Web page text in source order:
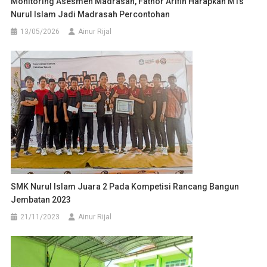
Nurul Islam Jadi Madrasah Percontohan
13/05/2026 Ainur Rijal
SMK Nurul Islam Juara 2 Pada Kompetisi Rancang Bangun
Jembatan 2023
21/11/2023 Ainur Rijal